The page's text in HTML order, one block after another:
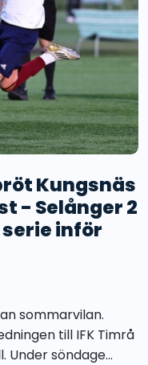
Kungsnäs
- Selånger 2
inför
sommarvilan.
till IFK Timrå
Under söndage...